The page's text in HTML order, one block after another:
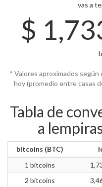
vas a
$
* Valores aproximados
hoy (promedio entre casas
Tabla de
a
bitcoins (BTC)
1 bitcoins
2 bitcoins